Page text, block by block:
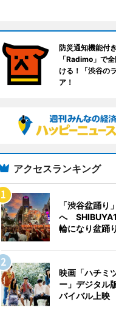
防災通知機能付
「Radimo」で
ける！「渋谷の
ア！
アクセスランキング
「渋谷盆踊り
へ
輪になり盆踊り
映画「ハチミ
ー」デジタル
バイバル上映